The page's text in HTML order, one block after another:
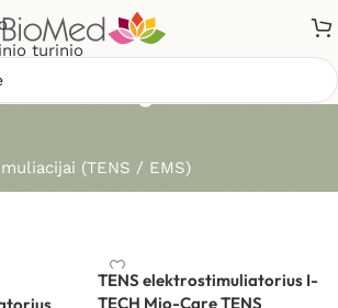
turinio
(TENS /
(TENS / EMS)
TENS elektrostimuliatorius I-
TECH Mio-Care TENS